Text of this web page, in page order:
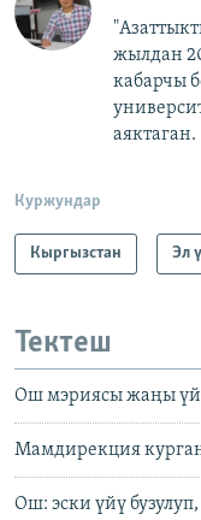
жылдан
кабарчы
аяктаган.
Куржундар
Кыргызстан Эл
Тектеш
Ош мэриясы жаңы
Мамдирекция
Ош: эски үйү